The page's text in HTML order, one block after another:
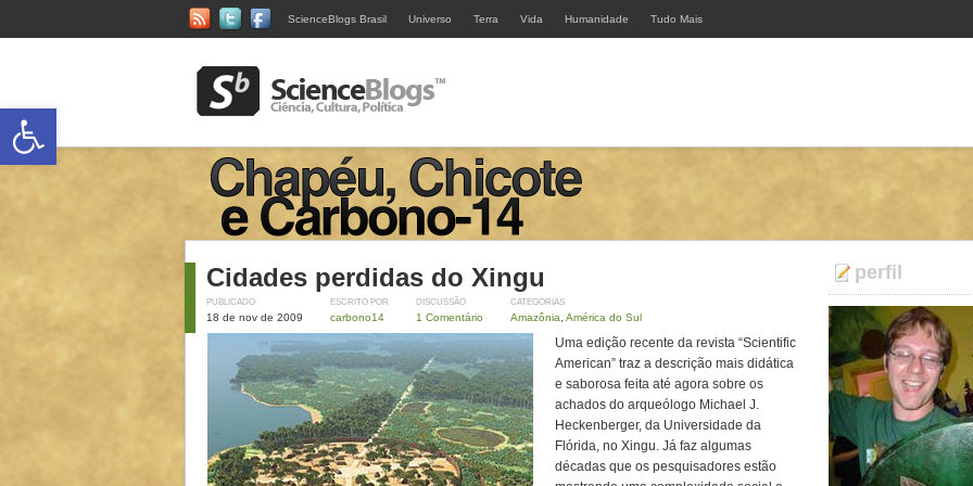
ScienceBlogs Brasil Universo Terra Vida Humanidade Tudo Mais
Cidades perdidas do Xingu
PUBLICADO
18 de nov de 2009
ESCRITO POR
carbono14
DISCUSSÃO
1 Comentário
CATEGORIAS
Amazônia América do Sul
Uma edição recente da revista “Scientific
American” traz a descrição mais didática
e saborosa feita até agora sobre os
achados do arqueólogo Michael J.
Heckenberger, da Universidade da
Flórida, no Xingu. Já faz algumas
décadas que os pesquisadores estão
perfil
Abrir a barra de ferramentas